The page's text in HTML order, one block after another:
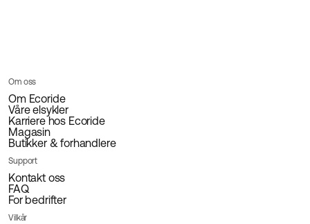
Om oss
Om Ecoride
Våre elsykler
Karriere hos Ecoride
Magasin
Butikker & forhandlere
Support
Kontakt oss
FAQ
For bedrifter
Vilkår